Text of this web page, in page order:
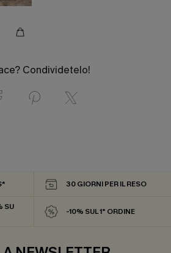
Condividetelo!
30 GIORNI PER IL RESO
SU
-10% SUL 1° ORDINE